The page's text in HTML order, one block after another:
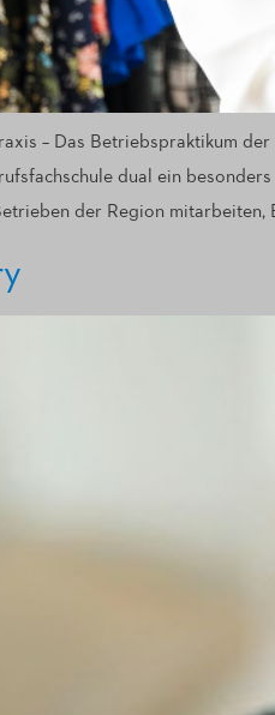
– Das Betriebspraktikum
dual ein
der Region mitarbeiten,